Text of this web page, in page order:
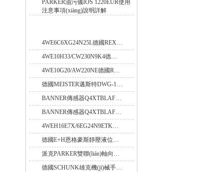
PARKER油污儀IOS 1220EUR使用
注意事項(xiàng)說明詳解
4WE6C6XG24N25L德國REXROTH力士樂六通電磁閥上?？偞?/a>
4WE10H33/CW230N9K4德國REXROTH力士樂電磁閥現(xiàn)貨庫存
4WE10G20/AW220NE德國REXROTH力士樂十通電磁閥優(yōu)勢供應(yīng)
德國MEISTER邁斯特DWG-18 G1/2流量開關(guān)現(xiàn)貨
BANNER傳感器Q4XTBLAF300-Q8資料說明
BANNER傳感器Q4XTBLAF300-Q8型號說明
4WEH16E7X/6EG24N9ETK德國力士樂三通電磁閥保證
德國E+H恩格豪斯靜壓液位計(jì)的參數(shù)
派克PARKER雙聯(lián)軸向柱塞泵上海銷售
德國SCHUNK雄克機(jī)械手代理商 SLH-020-100